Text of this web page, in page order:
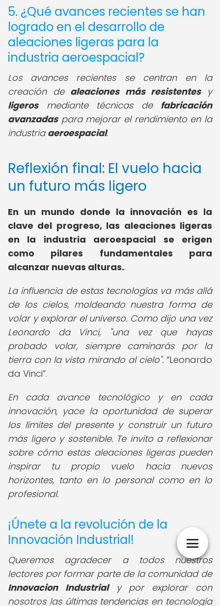
5. ¿Qué avances recientes se han
logrado en el desarrollo de
aleaciones ligeras para la
industria aeroespacial?
Los avances recientes se centran en la
creación de aleaciones más resistentesy
ligerosmediante técnicas de fabricación
avanzadaspara mejorar el rendimiento en la
industria aeroespacial.
Reflexión final: El vuelo hacia
un futuro más ligero
En un mundo donde la innovación es la
clave del progreso, las aleaciones ligeras
en la industria aeroespacial se erigen
como pilares fundamentales para
alcanzar nuevas alturas..
La influencia de estas tecnologías va más allá
de los cielos, moldeando nuestra forma de
volar y explorar el universo. Como dijo una vez
Leonardo da Vinci, "una vez que hayas
probado volar, siempre caminarás por la
tierra con la vista mirando al cielo". Leonardo
da Vinci .
En cada avance tecnológico y en cada
innovación, yace la oportunidad de superar
los límites del presente y construir un futuro
más ligero y sostenible. Te invito a reflexionar
sobre cómo estas aleaciones ligeras pueden
inspirar tu propio vuelo hacia nuevos
horizontes, tanto en lo personal como en lo
profesional.
¡Únete a la revolución de la
Innovación Industrial!
Queremos agradecer a todos nuestros
lectores por formar parte de la comunidad de
Innovacion Industrialy por explorar con
nosotros las últimas tendencias en tecnología